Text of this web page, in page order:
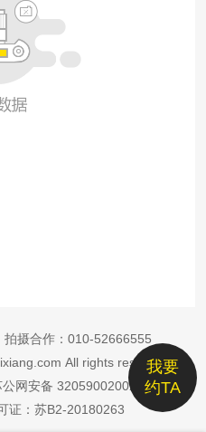
我要
约TA
拍摄合作： 010-52666555
All rights reserved
公网安备 32059002002885号
证：苏B2-20180263